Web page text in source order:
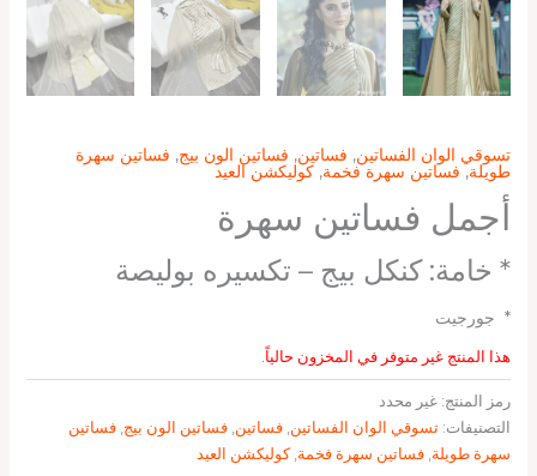
تسوقي الوان الفساتين, فساتين, فساتين الون بيج, فساتين سهرة
طويلة, فساتين سهرة فخمة, كوليكشن العيد
أجمل فساتين سهرة
* خامة: كنكل بيج – تكسيره بوليصة
* ⁠ جورجيت
هذا المنتج غير متوفر في المخزون حالياً.
رمز المنتج: غير محدد
التصنيفات: تسوقي الوان الفساتين فساتين فساتين الون بيج فساتين
سهرة طويلة فساتين سهرة فخمة ,كوليكشن العيد